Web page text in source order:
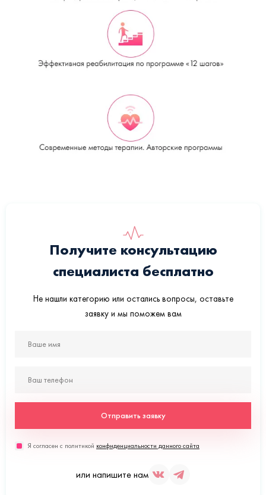
Получите консультацию
специалиста бесплатно
Не нашли категорию или остались вопросы, оставьте
заявку и мы поможем вам
Отправить заявку
Я согласен с политикой конфиденциальности данного сайта
или напишите нам